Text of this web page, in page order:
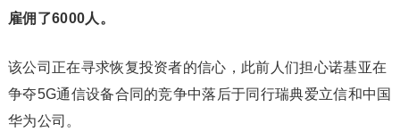
雇佣了6000人。
该公司正在寻求恢复投资者的信心，此前人们担心诺基亚在
争夺5G通信设备合同的竞争中落后于同行瑞典爱立信和中国
华为公司。